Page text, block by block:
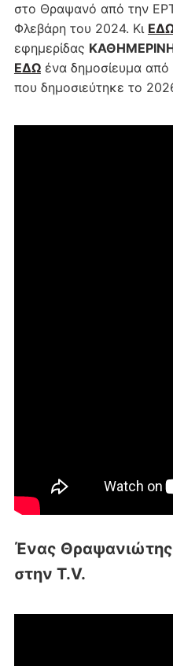
στο Θραψανό από την
Φλεβάρη του 2024. Κι
εφημερίδας
ΕΔΩένα δημοσίευμα από
που δημοσιεύτηκε το
Ένας Θραψανιώτης
στην T.V.